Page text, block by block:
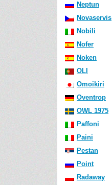
Neptun
Novaservis
Nobili
Nofer
Noken
OLI
Omoikiri
Oventrop
OWL 1975
Paffoni
Paini
Pestan
Point
Radaway